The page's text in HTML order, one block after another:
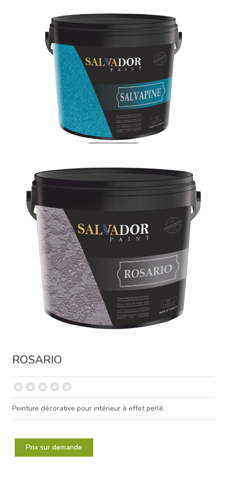
ROSARIO
Peinture décorative pour intérieur à effet perlé.
Prix sur demande